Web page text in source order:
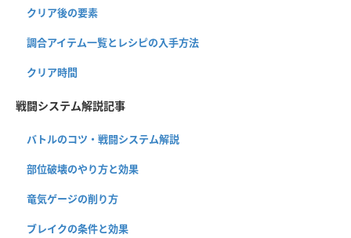
クリア後の要素
調合アイテム一覧とレシピの入手方法
クリア時間
戦闘システム解説記事
バトルのコツ・戦闘システム解説
部位破壊のやり方と効果
竜気ゲージの削り方
ブレイクの条件と効果